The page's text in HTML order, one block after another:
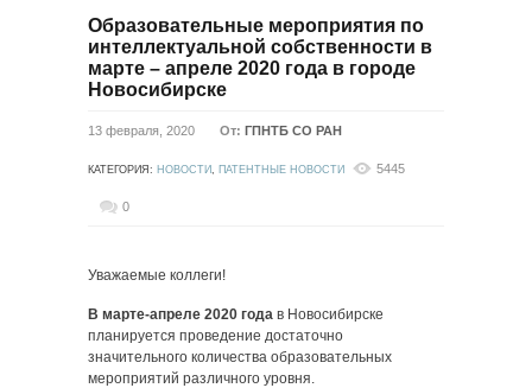
Образовательные мероприятия по
интеллектуальной собственности в
марте – апреле 2020 года в городе
Новосибирске
13 февраля, 2020 От: ГПНТБ СО РАН
КАТЕГОРИЯ: НОВОСТИ ПАТЕНТНЫЕ НОВОСТИ 5445
0
Уважаемые коллеги!
В марте-апреле 2020 года в Новосибирске
планируется проведение достаточно
значительного количества образовательных
мероприятий различного уровня.